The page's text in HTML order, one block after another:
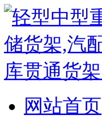
网站首页